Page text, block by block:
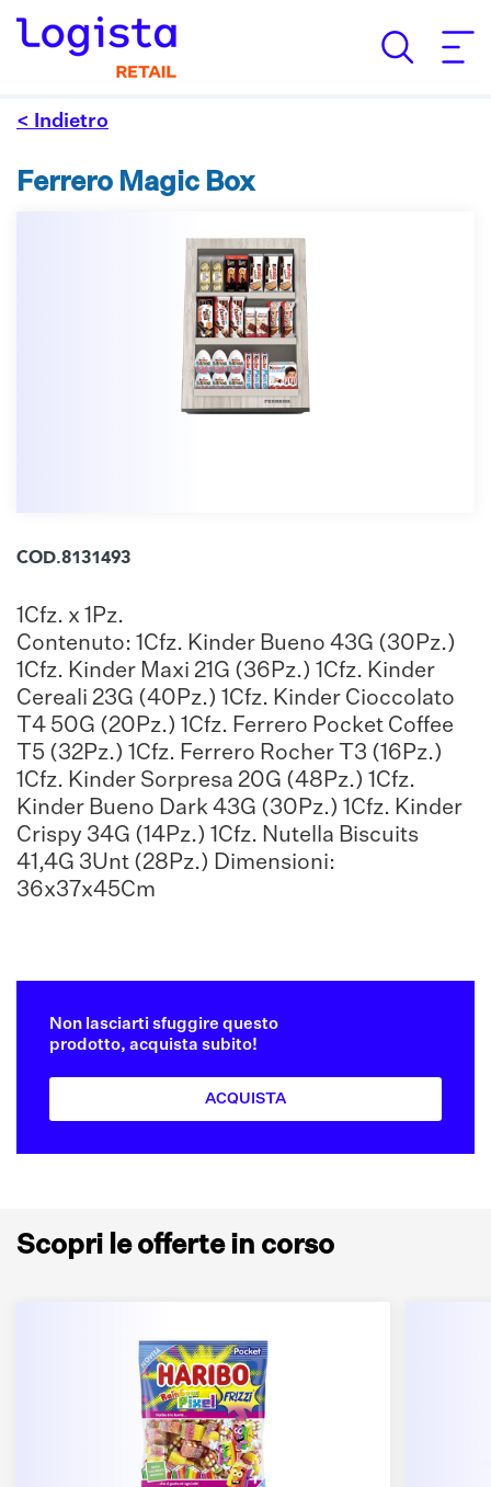
< Indietro
Ferrero Magic Box
COD.8131493
1Cfz. x 1Pz.
Contenuto: 1Cfz. Kinder Bueno 43G (30Pz.)
1Cfz. Kinder Maxi 21G (36Pz.) 1Cfz. Kinder
Cereali 23G (40Pz.) 1Cfz. Kinder Cioccolato
T4 50G (20Pz.) 1Cfz. Ferrero Pocket Coffee
T5 (32Pz.) 1Cfz. Ferrero Rocher T3 (16Pz.)
1Cfz. Kinder Sorpresa 20G (48Pz.) 1Cfz.
Kinder Bueno Dark 43G (30Pz.) 1Cfz. Kinder
Crispy 34G (14Pz.) 1Cfz. Nutella Biscuits
41,4G 3Unt (28Pz.) Dimensioni:
36x37x45Cm
Non lasciarti sfuggire questo
prodotto, acquista subito!
ACQUISTA
Scopri le offerte in corso